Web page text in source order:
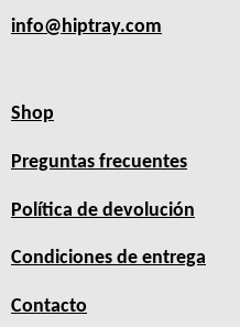
info@hiptray.com
Shop
Preguntas frecuentes
Política de devolución
Condiciones de entrega
Contacto